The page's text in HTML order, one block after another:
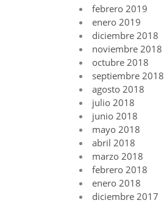
febrero 2019
enero 2019
diciembre 2018
noviembre 2018
octubre 2018
septiembre 2018
agosto 2018
julio 2018
junio 2018
mayo 2018
abril 2018
marzo 2018
febrero 2018
enero 2018
diciembre 2017